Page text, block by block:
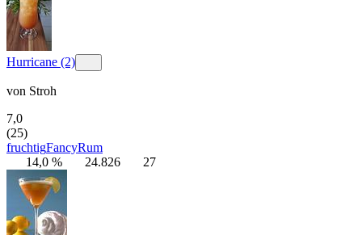
Hurricane (2)
von Stroh
7,0
(25)
fruchtigFancyRum
14,0 %
24.826 27